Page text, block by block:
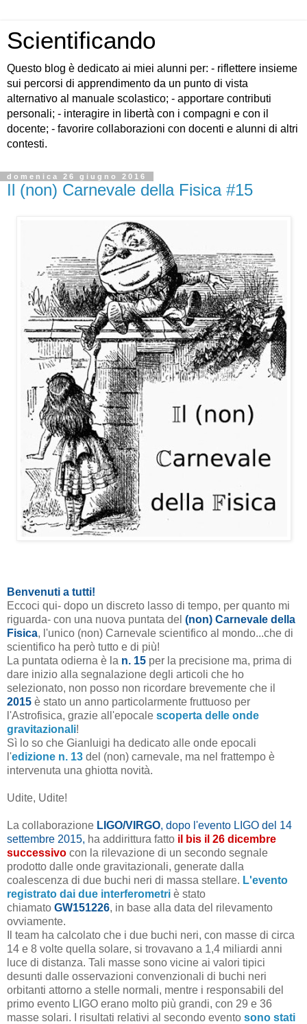
Scientificando
Questo blog è dedicato ai miei alunni per: - riflettere insieme
sui percorsi di apprendimento da un punto di vista
alternativo al manuale scolastico; - apportare contributi
personali; - interagire in libertà con i compagni e con il
docente; - favorire collaborazioni con docenti e alunni di altri
contesti.
domenica 26 giugno 2016
Il (non) Carnevale della Fisica #15
Benvenuti a tutti!
Eccoci qui- dopo un discreto lasso di tempo, per quanto mi
riguarda- con una nuova puntata del (non) Carnevale della
Fisica, l'unico (non) Carnevale scientifico al mondo...che di
scientifico ha però tutto e di più!
La puntata odierna è la n. 15 per la precisione ma, prima di
dare inizio alla segnalazione degli articoli che ho
selezionato, non posso non ricordare brevemente che il
2015 è stato un anno particolarmente fruttuoso per
l'Astrofisica, grazie all'epocale scoperta delle onde
gravitazionali!
Sì lo so che Gianluigi ha dedicato alle onde epocali
l'edizione n. 13 del (non) carnevale, ma nel frattempo è
intervenuta una ghiotta novità.
Udite, Udite!
La collaborazione LIGO/VIRGO, dopo l'evento LIGO del 14
settembre 2015, ha addirittura fatto il bis il 26 dicembre
successivo con la rilevazione di un secondo segnale
prodotto dalle onde gravitazionali, generate dalla
coalescenza di due buchi neri di massa stellare. L'evento
registrato dai due interferometri è stato
chiamato GW151226, in base alla data del rilevamento
ovviamente.
Il team ha calcolato che i due buchi neri, con masse di circa
14 e 8 volte quella solare, si trovavano a 1,4 miliardi anni
luce di distanza. Tali masse sono vicine ai valori tipici
desunti dalle osservazioni convenzionali di buchi neri
orbitanti attorno a stelle normali, mentre i responsabili del
primo evento LIGO erano molto più grandi, con 29 e 36
masse solari. I
risultati relativi al secondo evento sono stati